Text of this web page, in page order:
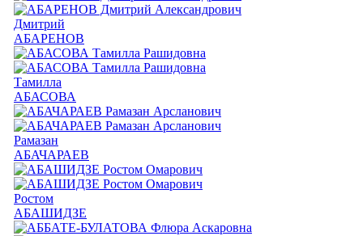
Дмитрий
АБАРЕНОВ
Тамилла
АБАСОВА
Рамазан
АБАЧАРАЕВ
Ростом
АБАШИДЗЕ